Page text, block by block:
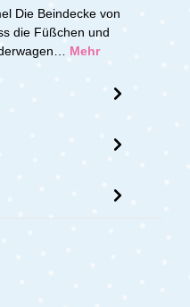
Die Beindecke von
die Füßchen und
Mehr